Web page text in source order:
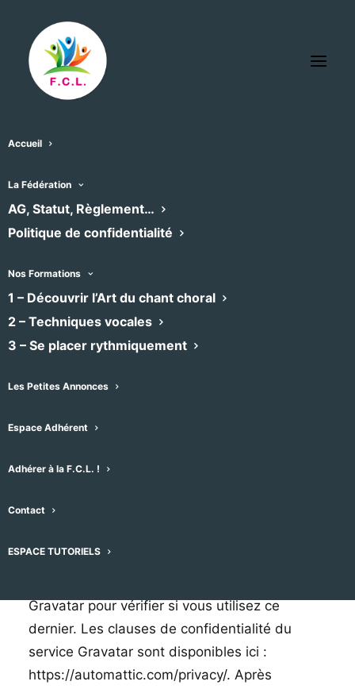
Accueil
La Fédération
AG, Statut, Règlement…
Politique de confidentialité
Nos Formations
1 – Découvrir l’Art du chant choral
2 – Techniques vocales
3 – Se placer rythmiquement
Les Petites Annonces
Espace Adhérent
Adhérer à la F.C.L. !
Contact
ESPACE TUTORIELS
Politique de confidentialité
L’adresse de notre site Web est :
Commentaires
Quand vous laissez un commentaire sur notre
formulaire de commentaire, mais aussi votre
navigateur sont collectés pour nous aider à la
votre adresse de messagerie (également
Gravatar pour vérifier si vous utilisez ce
dernier. Les clauses de confidentialité du
service Gravatar sont disponibles ici :
https://automattic.com/privacy/. Après